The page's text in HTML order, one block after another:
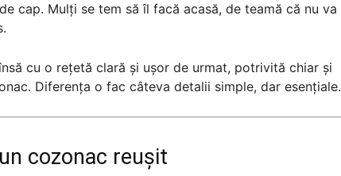
cap. Mulți se tem să îl facă acasă, de teamă că nu va
cu o rețetă clară și ușor de urmat, potrivită chiar și
Diferența o fac câteva detalii simple, dar esențiale.
cozonac reușit